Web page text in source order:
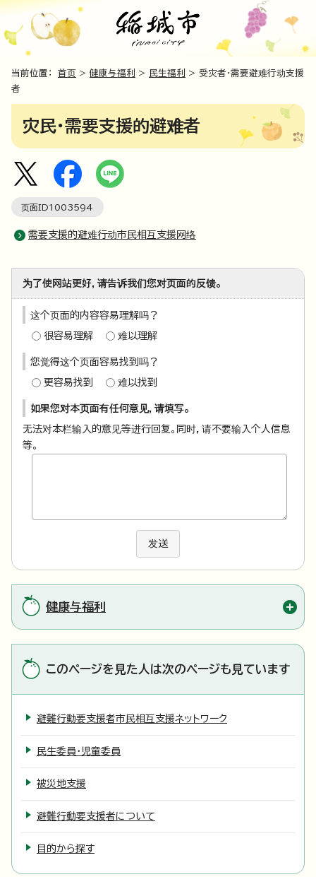
当前位置： 首页 > 健康与福利 > 民生福利
> 受灾者・需要避难行动支援
者
灾民・需要支援的避难者
页面ID1003594
需要支援的避难行动市民相互支援网络
为了使网站更好，请告诉我们您对页面的反馈。
这个页面的内容容易理解吗？
很容易理解 难以理解
您觉得这个页面容易找到吗？
更容易找到 难以找到
如果您对本页面有任何意见，请填写。
无法对本栏输入的意见等进行回复。同时，请不要输入个人信息
等。
发送
健康与福利
このページを見た人は次のページも見ています
避難行動要支援者市民相互支援ネットワーク
民生委員・児童委員
被災地支援
避難行動要支援者について
目的から探す